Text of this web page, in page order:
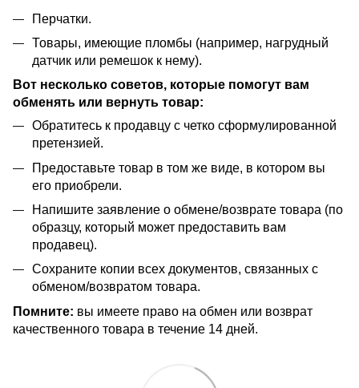
Перчатки.
Товары, имеющие пломбы (например, нагрудный
датчик или ремешок к нему).
Вот несколько советов, которые помогут вам
обменять или вернуть товар:
Обратитесь к продавцу с четко сформулированной
претензией.
Предоставьте товар в том же виде, в котором вы
его приобрели.
Напишите заявление о обмене/возврате товара (по
образцу, который может предоставить вам
продавец).
Сохраните копии всех документов, связанных с
обменом/возвратом товара.
Помните: вы имеете право на обмен или возврат
качественного товара в течение 14 дней.